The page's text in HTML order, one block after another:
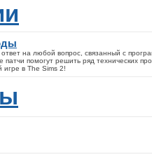
на любой вопрос, связанный с
патчи помогут решить ряд технических
игре в The Sims 2!